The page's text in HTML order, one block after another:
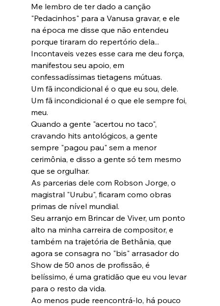
Me lembro de ter dado a canção
"Pedacinhos" para a Vanusa gravar, e ele
na época me disse que não entendeu
porque tiraram do repertório dela...
Incontaveis vezes esse cara me deu força,
manifestou seu apoio, em
confessadíssimas tietagens mútuas.
Um fã incondicional é o que eu sou, dele.
Um fã incondicional é o que ele sempre foi,
meu.
Quando a gente "acertou no taco",
cravando hits antológicos, a gente
sempre "pagou pau" sem a menor
cerimônia, e disso a gente só tem mesmo
que se orgulhar.
As parcerias dele com Robson Jorge, o
magistral "Urubu", ficaram como obras
primas de nível mundial.
Seu arranjo em Brincar de Viver, um ponto
alto na minha carreira de compositor, e
também na trajetória de Bethânia, que
agora se consagra no "bis" arrasador do
Show de 50 anos de profissão, é
belíssimo, é uma gratidão que eu vou levar
para o resto da vida.
Ao menos pude reencontrá-lo, há pouco